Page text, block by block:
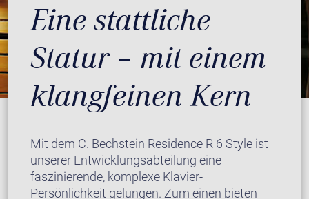
Eine stattliche
Statur – mit einem
klangfeinen Kern
Mit dem C. Bechstein Residence R 6 Style ist
unserer Entwicklungsabteilung eine
faszinierende, komplexe Klavier-
Persönlichkeit gelungen. Zum einen bieten